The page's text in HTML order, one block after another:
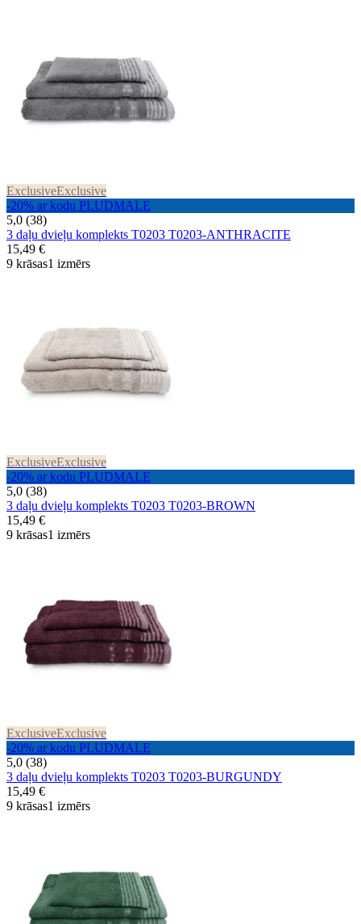
ExclusiveExclusive
-20% ar kodu PLUDMALE
5,0 (38)
3 daļu dvieļu komplekts T0203 T0203-ANTHRACITE
15,49 €
9 krāsas1 izmērs
ExclusiveExclusive
-20% ar kodu PLUDMALE
5,0 (38)
3 daļu dvieļu komplekts T0203 T0203-BROWN
15,49 €
9 krāsas1 izmērs
ExclusiveExclusive
-20% ar kodu PLUDMALE
5,0 (38)
3 daļu dvieļu komplekts T0203 T0203-BURGUNDY
15,49 €
9 krāsas1 izmērs